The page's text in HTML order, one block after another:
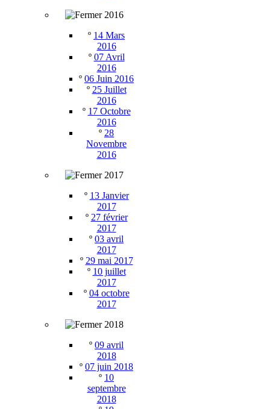
2016
º 14 Mars
2016
º 07 Avril
2016
º 06 Juin 2016
º 25 Juillet
2016
º 17 Octobre
2016
º 28
Novembre
2016
2017
º 13 Janvier
2017
º 27 février
2017
º 03 avril
2017
º 29 mai 2017
º 10 juillet
2017
º 04 octobre
2017
2018
º 09 avril
2018
º 07 juin 2018
º 10
septembre
2018